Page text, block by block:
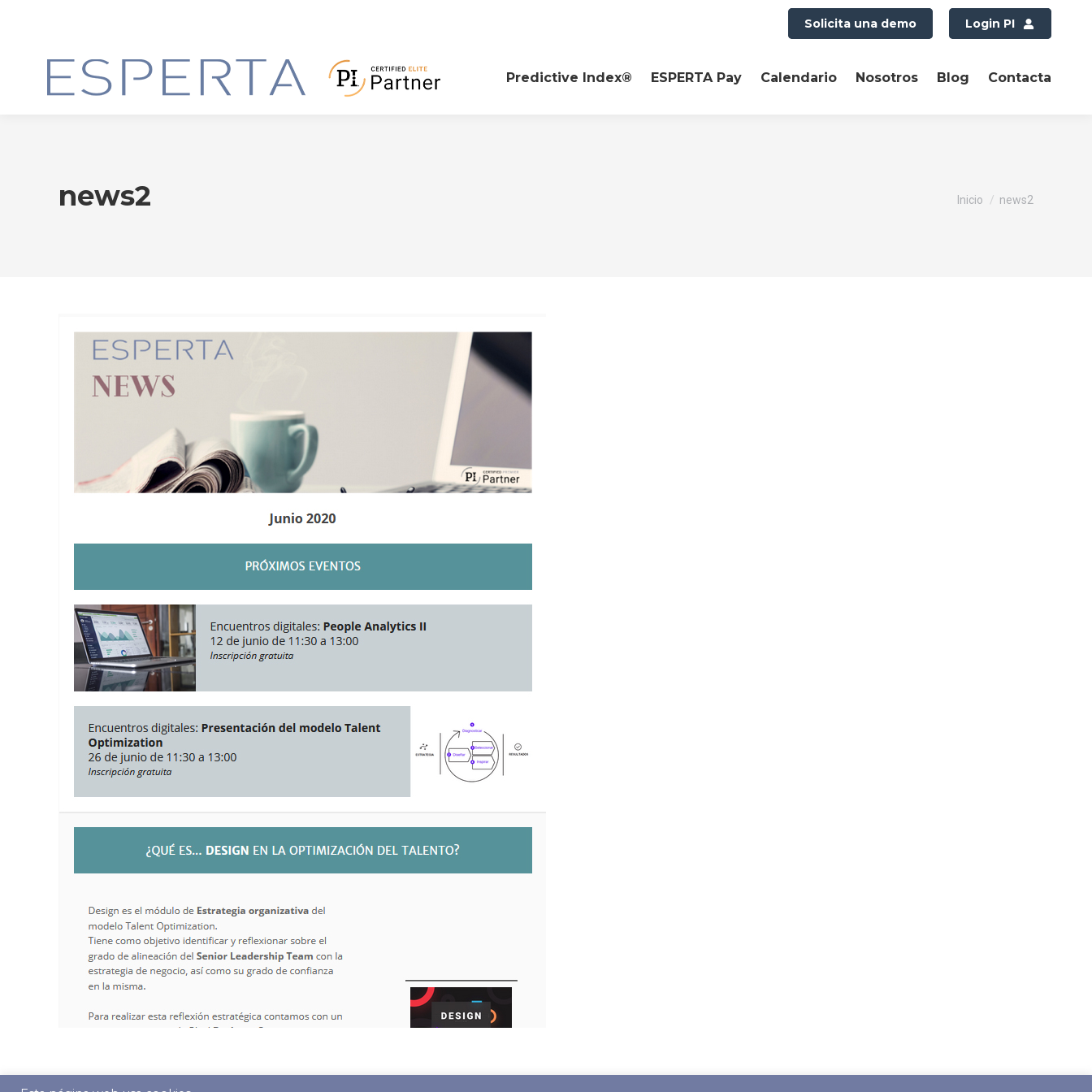
Solicita una demo Login PI
Predictive Index® ESPERTA Pay Calendario Nosotros Blog Contacta
news2 Estás aquí:
Inicio news2